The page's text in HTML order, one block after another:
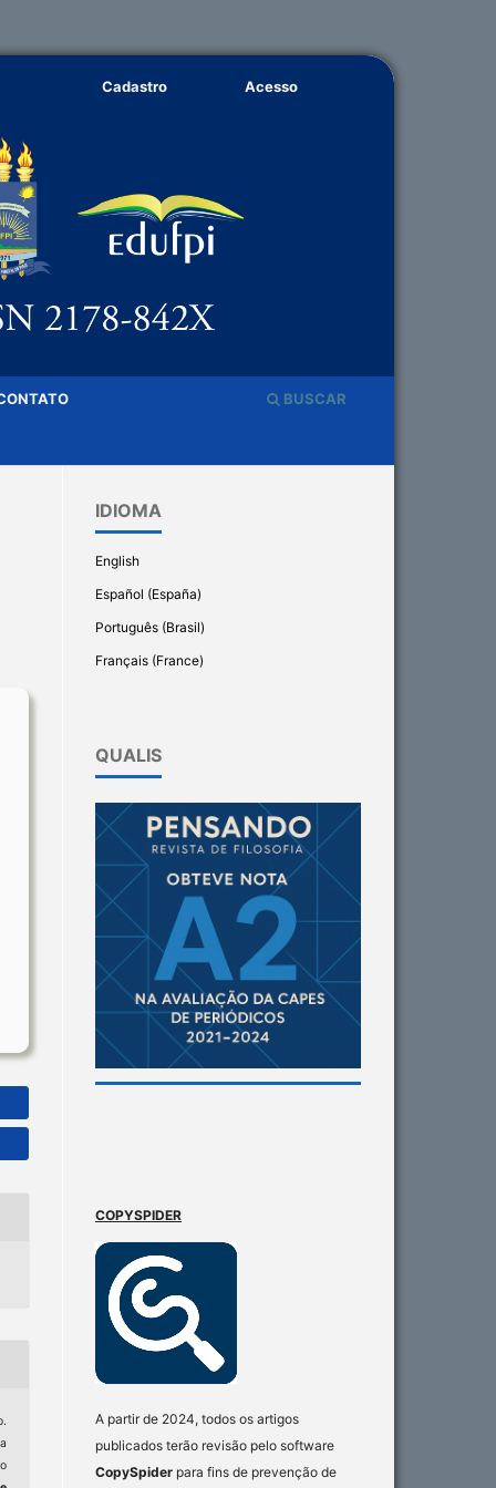
BUSCAR
Cadastro Acesso
IDIOMA
English
Español (España)
Português (Brasil)
Français (France)
QUALIS
COPYSPIDER
A partir de 2024, todos os artigos
publicados terão revisão pelo software
CopySpider para fins de prevenção de